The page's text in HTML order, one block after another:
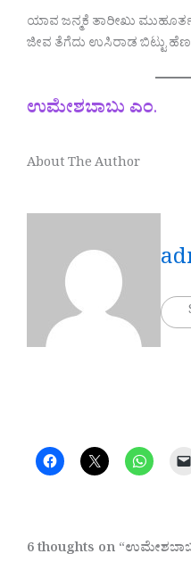
ಯಾವ ಜನ್ಮಕೆ ತಾರೀಖು
ಜೀವ ತೆಗೆದು ಉಸಿರಾಡ ಬಿಟ್ಟು
ಉಮೇಶಬಾಬು ಎಂ.
About The Author
6 thoughts on